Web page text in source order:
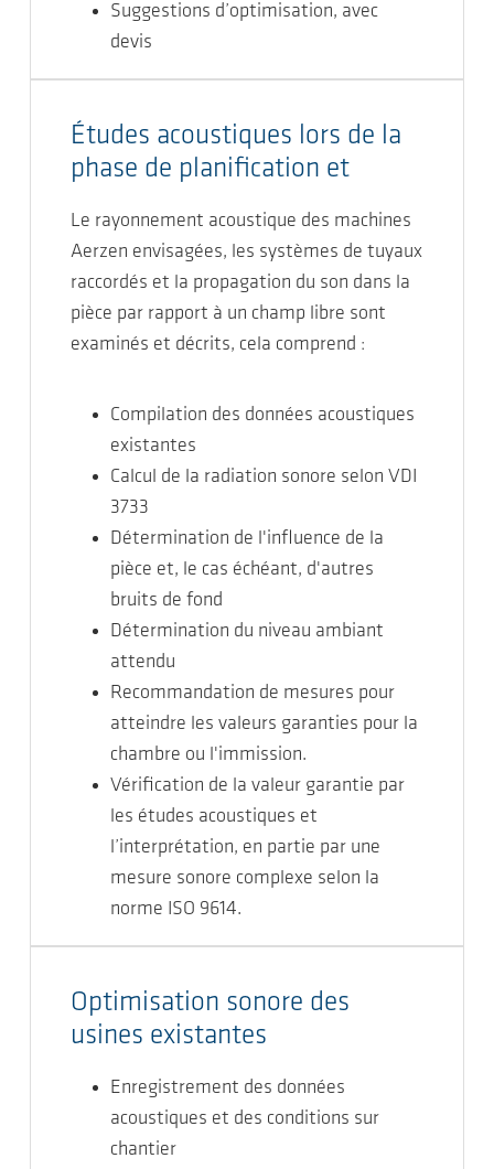
Suggestions d’optimisation, avec
devis
Études acoustiques lors de la
phase de planification et
Le rayonnement acoustique des machines
Aerzen envisagées, les systèmes de tuyaux
raccordés et la propagation du son dans la
pièce par rapport à un champ libre sont
examinés et décrits, cela comprend :
Compilation des données acoustiques
existantes
Calcul de la radiation sonore selon VDI
3733
Détermination de l'influence de la
pièce et, le cas échéant, d'autres
bruits de fond
Détermination du niveau ambiant
attendu
Recommandation de mesures pour
atteindre les valeurs garanties pour la
chambre ou l'immission.
Vérification de la valeur garantie par
les études acoustiques et
l’interprétation, en partie par une
mesure sonore complexe selon la
norme ISO 9614.
Optimisation sonore des
usines existantes
Enregistrement des données
acoustiques et des conditions sur
chantier